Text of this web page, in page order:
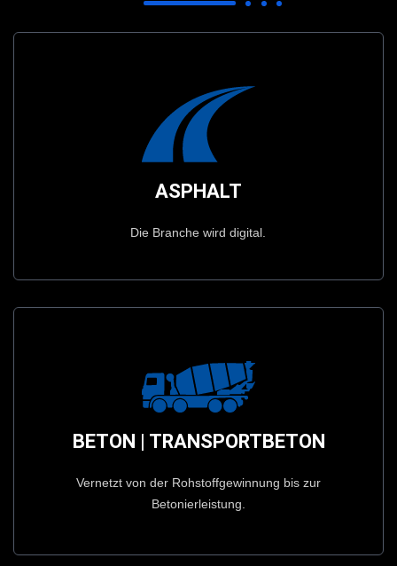
ASPHALT
Die Branche wird digital.
Die Branche wird digital.
Prospekt Anschauen
BETON | TRANSPORTBETON
Vernetzt von der Rohstoffgewinnung bis zur
Betonierleistung.
BETON | TRANSPORTBETON
Vernetzt von der Rohstoffgewinnung bis zur
Prospekt Anschauen